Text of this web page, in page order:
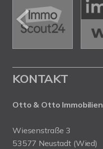
KONTAKT
Otto & Otto Immobilien
Wiesenstraße 3
53577 Neustadt (Wied)